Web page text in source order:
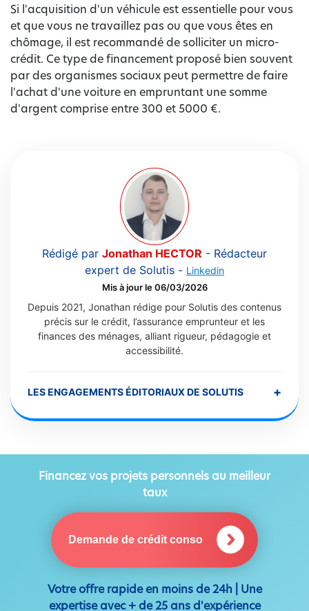
Si l'acquisition d'un véhicule est essentielle pour vous
et que vous ne travaillez pas ou que vous êtes en
chômage, il est recommandé de solliciter un micro-
crédit. Ce type de financement proposé bien souvent
par des organismes sociaux peut permettre de faire
l'achat d'une voiture en empruntant une somme
d'argent comprise entre 300 et 5000 €.
Rédigé par Jonathan HECTOR - Rédacteur
expert de Solutis - Linkedin
Mis à jour le 06/03/2026
Depuis 2021, Jonathan rédige pour Solutis des contenus
précis sur le crédit, l’assurance emprunteur et les
finances des ménages, alliant rigueur, pédagogie et
accessibilité.
LES ENGAGEMENTS ÉDITORIAUX DE SOLUTIS +
Financez vos projets personnels au meilleur
taux
Demande de crédit conso
Votre offre rapide en moins de 24h | Une
expertise avec + de 25 ans d'expérience